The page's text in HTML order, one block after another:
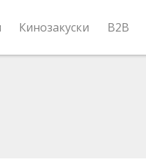
Кинозакуски B2B